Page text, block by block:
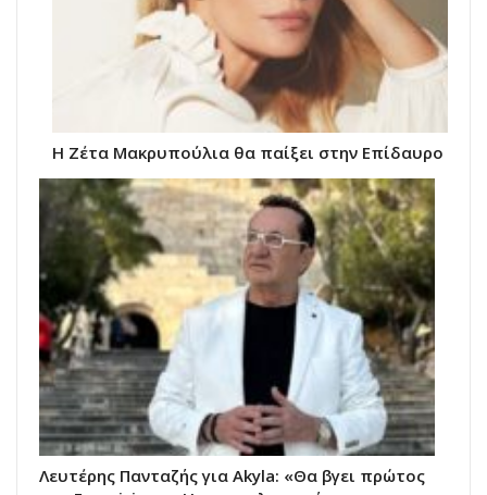
Η Ζέτα Μακρυπούλια θα παίξει στην Επίδαυρο
Λευτέρης Πανταζής για Akyla: «Θα βγει πρώτος